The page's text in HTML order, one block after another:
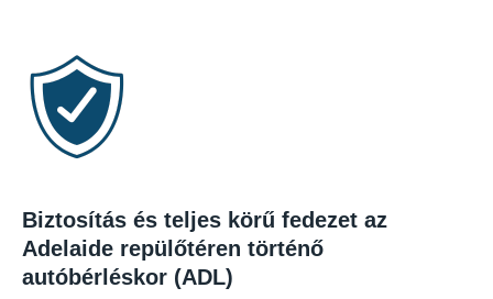
Biztosítás és teljes körű fedezet az
Adelaide repülőtéren történő
autóbérléskor (ADL)